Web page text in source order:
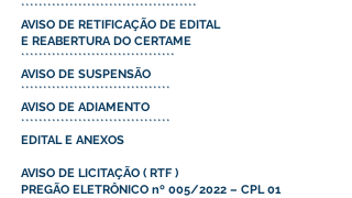
****************************************
AVISO DE RETIFICAÇÃO DE EDITAL
E REABERTURA DO CERTAME
***********************************
AVISO DE SUSPENSÃO
**********************************
AVISO DE ADIAMENTO
**********************************
EDITAL E ANEXOS
AVISO DE LICITAÇÃO ( RTF )
PREGÃO ELETRÔNICO nº 005/2022 – CPL 01